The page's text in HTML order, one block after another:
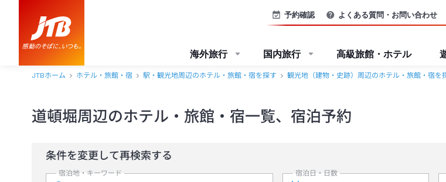
予約確認 よくある質問・お問い合わせ
海外旅行 国内旅行 高級旅館・ホテル
JTBホーム ホテル・旅館・宿 駅・観光地周辺のホテル・旅館・宿を探す 観光地（建物・史跡）周辺のホテル・旅館・宿を
道頓堀周辺のホテル・旅館・宿一覧、宿泊予約
条件を変更して再検索する
宿泊地・キーワード 宿泊日・日数